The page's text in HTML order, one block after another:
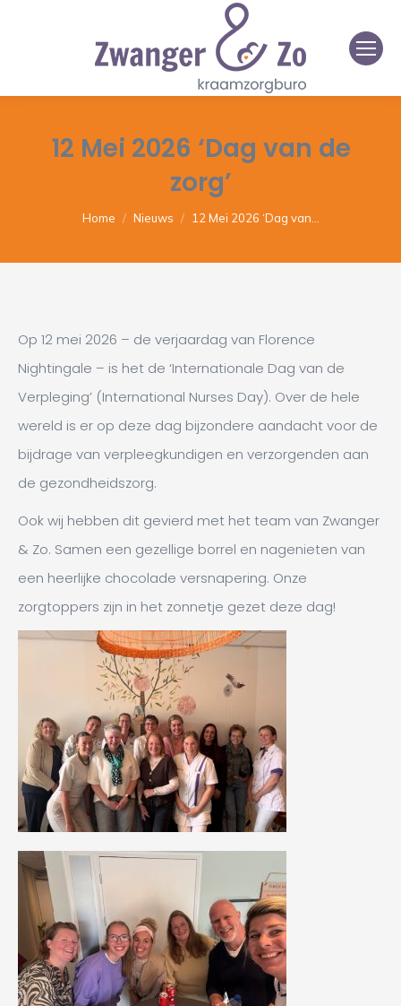
12 Mei 2026 ‘Dag van de
zorg’
Je bent hier:
Home Nieuws 12 Mei 2026 ‘Dag van…
Op 12 mei 2026 – de verjaardag van Florence
Nightingale – is het de ‘Internationale Dag van de
Verpleging’ (International Nurses Day). Over de hele
wereld is er op deze dag bijzondere aandacht voor de
bijdrage van verpleegkundigen en verzorgenden aan
de gezondheidszorg.
Ook wij hebben dit gevierd met het team van Zwanger
& Zo. Samen een gezellige borrel en nagenieten van
een heerlijke chocolade versnapering. Onze
zorgtoppers zijn in het zonnetje gezet deze dag!